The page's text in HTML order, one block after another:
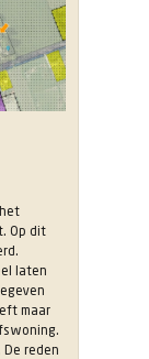
Op dit
laten
maar
reden